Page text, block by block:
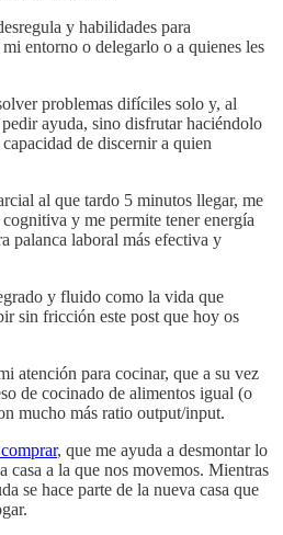
y habilidades para
entorno o delegarlo o a quienes les
problemas difíciles solo y, al
ayuda, sino disfrutar haciéndolo
de discernir a quien
al que tardo 5 minutos llegar, me
y me permite tener energía
palanca laboral más efectiva y
y fluido como la vida que
sin fricción este post que hoy os
atención para cocinar, que a su vez
de cocinado de alimentos igual (o
mucho más ratio output/input.
, que me ayuda a desmontar lo
casa a la que nos movemos. Mientras
se hace parte de la nueva casa que